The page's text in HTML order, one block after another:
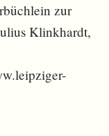
zur
Klinkhardt,